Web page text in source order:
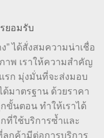
ยอมรับ
” ได้สั่งสมความน่าเชื่อ
าพ เราให้ความสำคัญ
รก มุ่งมั่นที่จะส่งมอบ
ด้มาตรฐาน ด้วยราคา
ขั้นตอน ทำให้เราได้
ที่ใช้บริการซ้ำและ
กค้ามีต่อการบริการ